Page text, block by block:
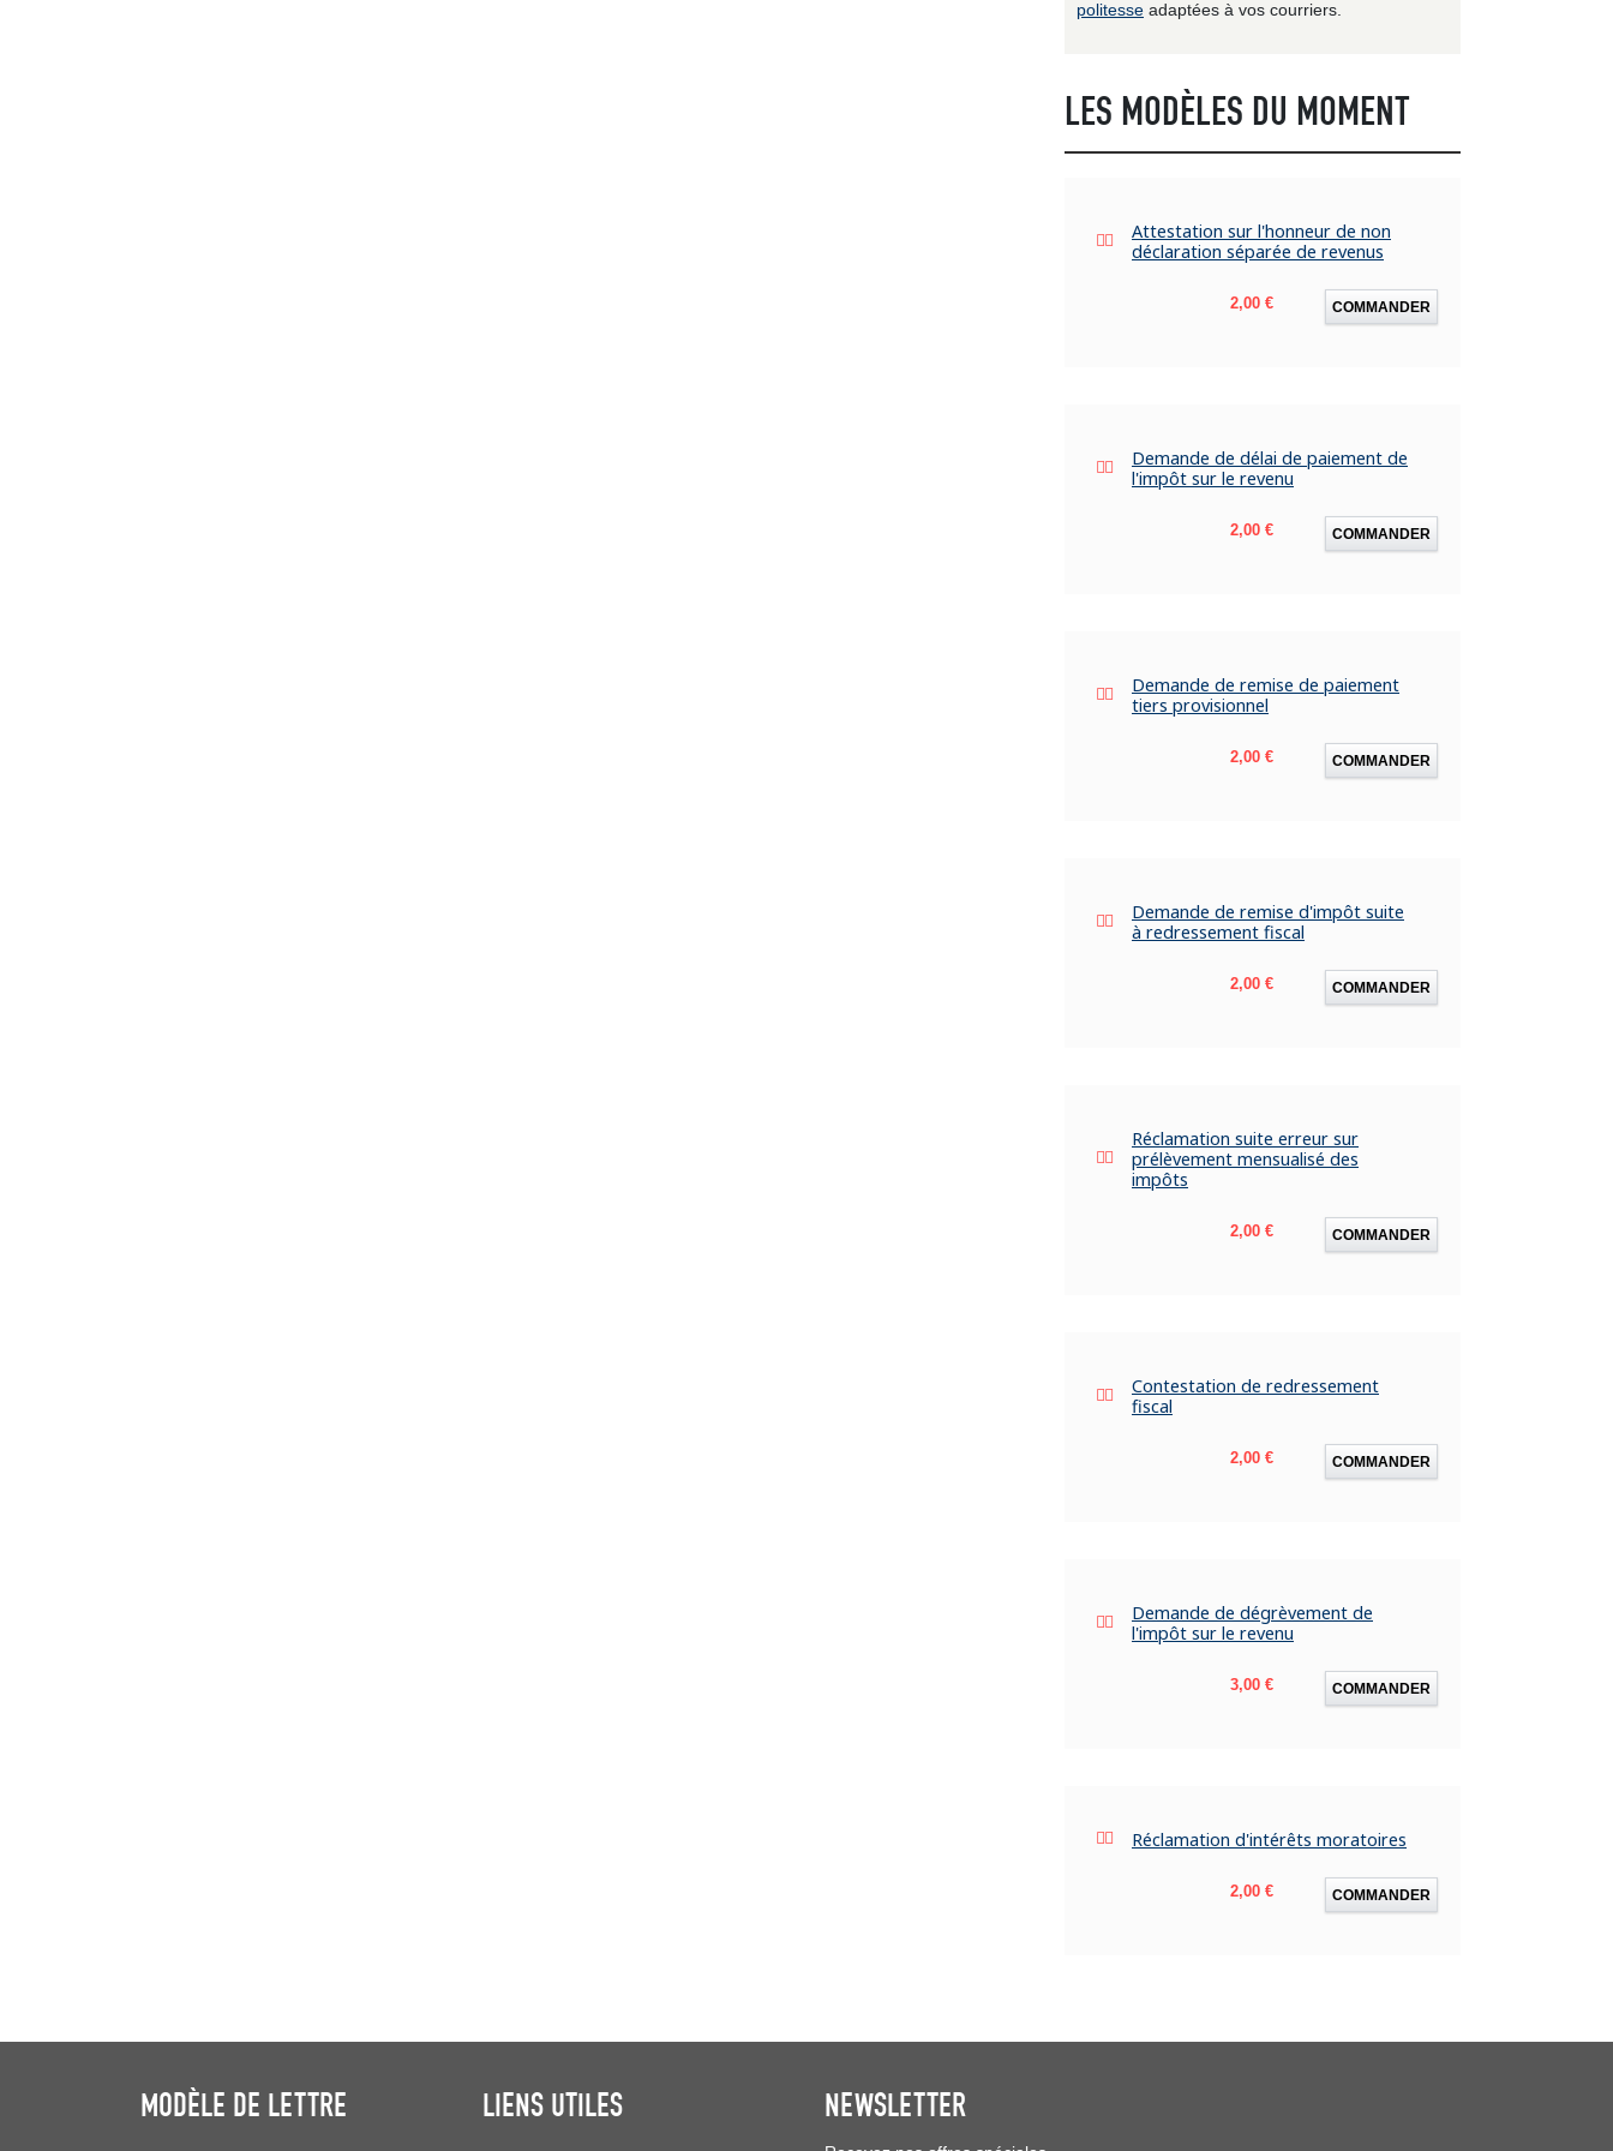
politesse adaptées à vos courriers.
LES MODÈLES DU MOMENT
Attestation sur l'honneur de non
déclaration séparée de revenus
Prix
2,00 € COMMANDER
Demande de délai de paiement de
l'impôt sur le revenu
Prix
2,00 € COMMANDER
Demande de remise de paiement
tiers provisionnel
Prix
2,00 € COMMANDER
Demande de remise d'impôt suite
à redressement fiscal
Prix
2,00 € COMMANDER
Réclamation suite erreur sur
prélèvement mensualisé des
impôts
Prix
2,00 € COMMANDER
Contestation de redressement
fiscal
Prix
2,00 € COMMANDER
Demande de dégrèvement de
l'impôt sur le revenu
Prix
3,00 € COMMANDER
Réclamation d'intérêts moratoires
Prix
2,00 € COMMANDER
MODÈLE DE LETTRE LIENS UTILES NEWSLETTER